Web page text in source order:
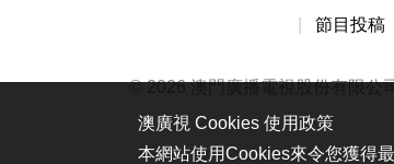
節目投稿
© 2026 澳門廣播電視股份有限公
澳廣視 Cookies 使用政策
本網站使用Cookies來令您獲得